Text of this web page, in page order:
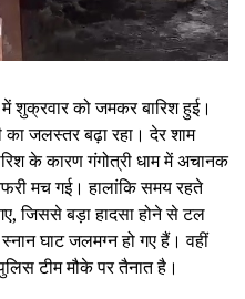
शुक्रवार को जमकर बारिश हुई।
जलस्तर बढ़ा रहा। देर शाम
के कारण गंगोत्री धाम में अचानक
मच गई। हालांकि समय रहते
जिससे बड़ा हादसा होने से टल
घाट जलमग्न हो गए हैं। वहीं
टीम मौके पर तैनात है।